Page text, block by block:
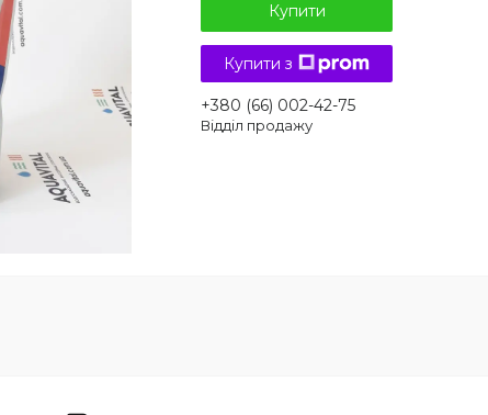
Купити
Купити з
+380 (66) 002-42-75
Відділ продажу